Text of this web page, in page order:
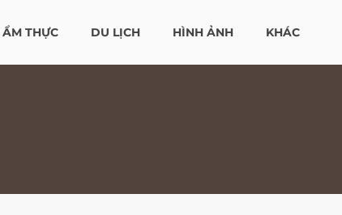
ẨM THỰC DU LỊCH HÌNH ẢNH KHÁC